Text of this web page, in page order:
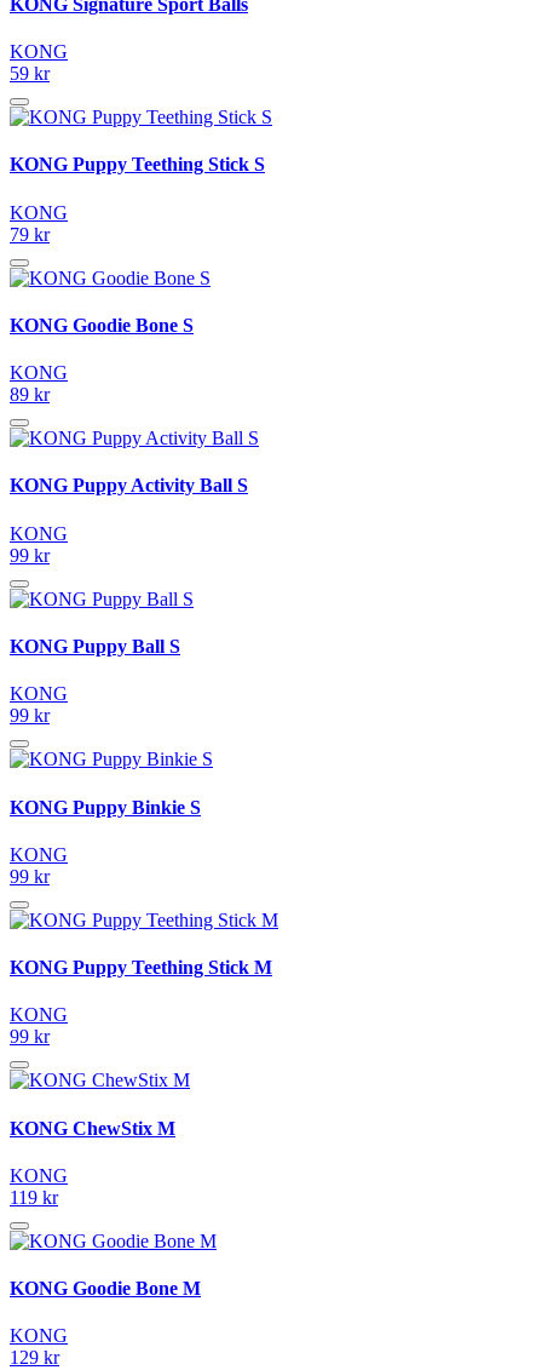
KONG
59 kr
KONG Puppy Teething Stick S
KONG
79 kr
KONG Goodie Bone S
KONG
89 kr
KONG Puppy Activity Ball S
KONG
99 kr
KONG Puppy Ball S
KONG
99 kr
KONG Puppy Binkie S
KONG
99 kr
KONG Puppy Teething Stick M
KONG
99 kr
KONG ChewStix M
KONG
119 kr
KONG Goodie Bone M
KONG
129 kr